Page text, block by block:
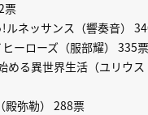
票
ルネッサンス（響奏音）
ーローズ（服部耀） 335票
める異世界生活（ユリウス
殿弥勒） 288票